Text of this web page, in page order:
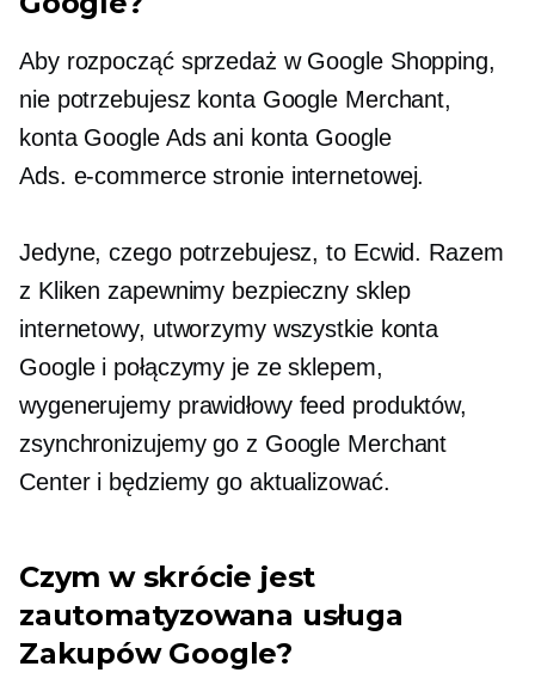
Aby rozpocząć sprzedaż w Google Shopping,
nie potrzebujesz konta Google Merchant,
konta Google Ads ani konta Google
Ads. e-commercestronie internetowej.
Jedyne, czego potrzebujesz, to Ecwid. Razem
z Kliken zapewnimy bezpieczny sklep
internetowy, utworzymy wszystkie konta
Google i połączymy je ze sklepem,
wygenerujemy prawidłowy feed produktów,
zsynchronizujemy go z Google Merchant
Center i będziemy go aktualizować.
Czym w skrócie jest
zautomatyzowana usługa
Zakupów Google?